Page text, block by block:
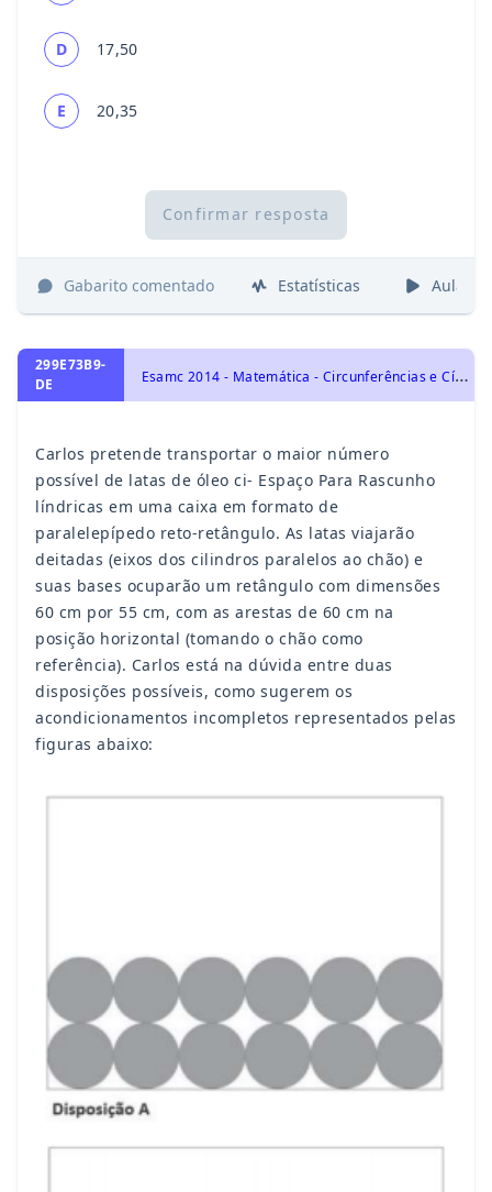
D 17,50
E 20,35
Confirmar resposta
Gabarito comentado Estatísticas Aulas
299E73B9-
DE
E
samc 2014 - Matemática - Circunferências e Círculos, Polígonos, Geometria Plana
Carlos pretende transportar o maior número
possível de latas de óleo ci- Espaço Para Rascunho
líndricas em uma caixa em formato de
paralelepípedo reto-retângulo. As latas viajarão
deitadas (eixos dos cilindros paralelos ao chão) e
suas bases ocuparão um retângulo com dimensões
60 cm por 55 cm, com as arestas de 60 cm na
posição horizontal (tomando o chão como
referência). Carlos está na dúvida entre duas
disposições possíveis, como sugerem os
acondicionamentos incompletos representados pelas
figuras abaixo: